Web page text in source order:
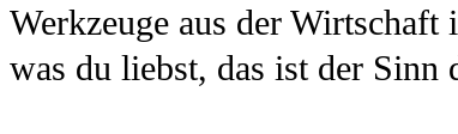
Werkzeuge aus der
was du liebst, das ist der Sinn